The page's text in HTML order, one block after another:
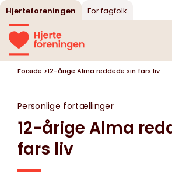
Hjerteforeningen For fagfolk
Forside >12-årige Alma reddede sin fars liv
Personlige fortællinger
12-årige Alma
fars liv